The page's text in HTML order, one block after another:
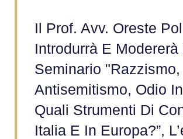
Il Prof. Avv. Oreste
Introdurrà E Modererà
Seminario "Razzismo,
Antisemitismo, Odio
Quali Strumenti Di
Italia E In Europa?”,